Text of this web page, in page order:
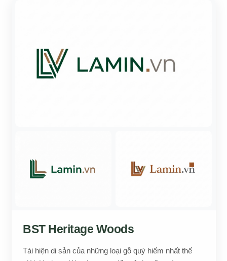
BST Heritage Woods
Tái hiện di sản của những loại gỗ quý hiếm nhất thế